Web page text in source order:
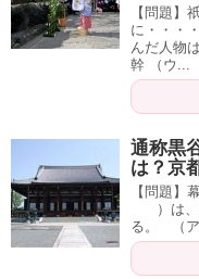
【問題】
に・・・
んだ人物
幹 （ウ...
通称黒
は？京
【問題】
）は、
る。 （